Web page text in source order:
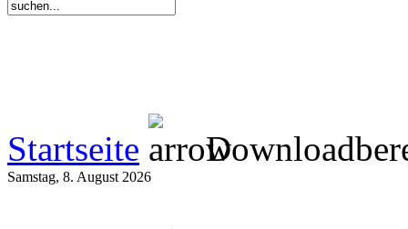
Startseite
Samstag, 8. August 2026